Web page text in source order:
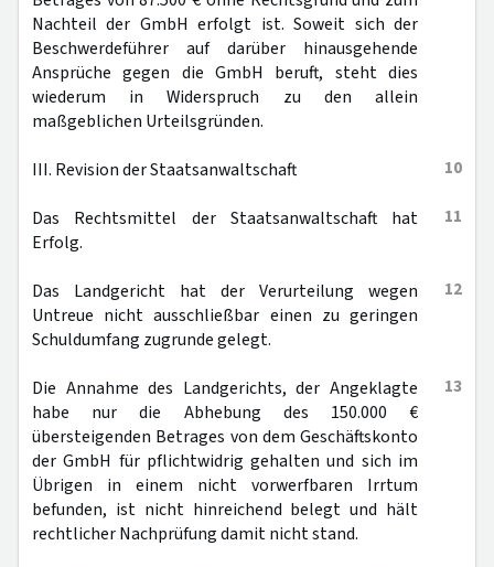
Nachteil der GmbH erfolgt ist. Soweit sich der
Beschwerdeführer auf darüber hinausgehende
Ansprüche gegen die GmbH beruft, steht dies
wiederum in Widerspruch zu den allein
maßgeblichen Urteilsgründen.
10
III. Revision der Staatsanwaltschaft
11
Das Rechtsmittel der Staatsanwaltschaft hat
Erfolg.
12
Das Landgericht hat der Verurteilung wegen
Untreue nicht ausschließbar einen zu geringen
Schuldumfang zugrunde gelegt.
13
Die Annahme des Landgerichts, der Angeklagte
habe nur die Abhebung des 150.000 €
übersteigenden Betrages von dem Geschäftskonto
der GmbH für pflichtwidrig gehalten und sich im
Übrigen in einem nicht vorwerfbaren Irrtum
befunden, ist nicht hinreichend belegt und hält
rechtlicher Nachprüfung damit nicht stand.